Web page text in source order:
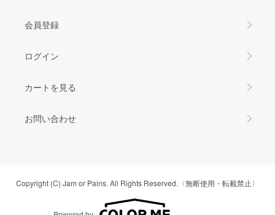
会員登録
ログイン
カートを見る
お問い合わせ
Copyright (C) Jam or Pains. All Rights Reserved.〈無断使用・転載禁止〉